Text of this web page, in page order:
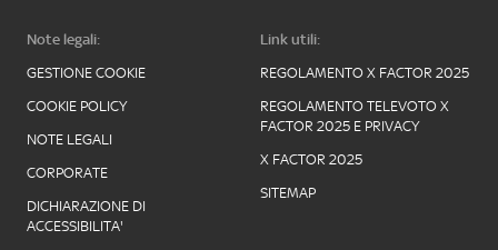
Note legali:
GESTIONE COOKIE
COOKIE POLICY
NOTE LEGALI
CORPORATE
DICHIARAZIONE DI
ACCESSIBILITA'
Link utili:
REGOLAMENTO X FACTOR 2025
REGOLAMENTO TELEVOTO X
FACTOR 2025 E PRIVACY
X FACTOR 2025
SITEMAP